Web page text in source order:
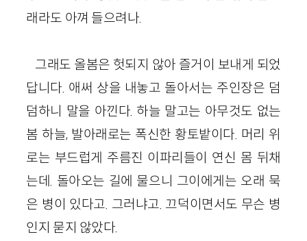
래라도 아껴 들으려나.
그래도 올봄은 헛되지 않아 즐거이 보내게 되었
답니다. 애써 상을 내놓고 돌아서는 주인장은 덤
덤하니 말을 아낀다. 하늘 말고는 아무것도 없는
봄 하늘, 발아래로는 폭신한 황토밭이다. 머리 위
로는 부드럽게 주름진 이파리들이 연신 몸 뒤채
는데. 돌아오는 길에 물으니 그이에게는 오래 묵
은 병이 있다고. 그러냐고. 끄덕이면서도 무슨 병
인지 묻지 않았다.